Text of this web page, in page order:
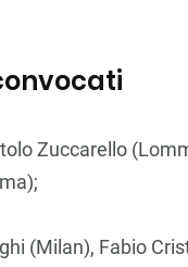
Zuccarello
(Milan), Fabio